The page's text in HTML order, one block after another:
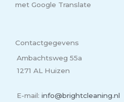
met Google Translate
Contactgegevens
Ambachtsweg 55a
1271 AL Huizen
E-mail: info@brightcleaning.nl